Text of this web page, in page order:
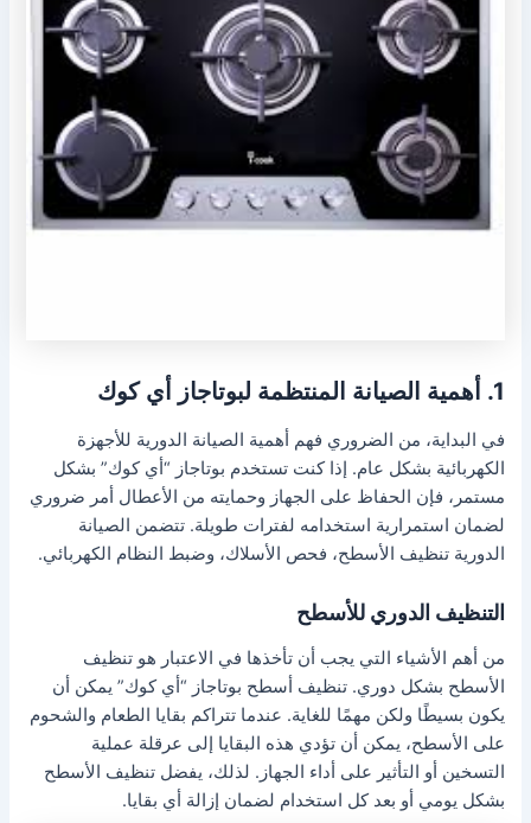
1. أهمية الصيانة المنتظمة لبوتاجاز أي كوك
في البداية، من الضروري فهم أهمية الصيانة الدورية للأجهزة
الكهربائية بشكل عام. إذا كنت تستخدم بوتاجاز “أي كوك” بشكل
مستمر، فإن الحفاظ على الجهاز وحمايته من الأعطال أمر ضروري
لضمان استمرارية استخدامه لفترات طويلة. تتضمن الصيانة
الدورية تنظيف الأسطح، فحص الأسلاك، وضبط النظام الكهربائي.
التنظيف الدوري للأسطح
من أهم الأشياء التي يجب أن تأخذها في الاعتبار هو تنظيف
الأسطح بشكل دوري. تنظيف أسطح بوتاجاز “أي كوك” يمكن أن
يكون بسيطًا ولكن مهمًا للغاية. عندما تتراكم بقايا الطعام والشحوم
على الأسطح، يمكن أن تؤدي هذه البقايا إلى عرقلة عملية
التسخين أو التأثير على أداء الجهاز. لذلك، يفضل تنظيف الأسطح
بشكل يومي أو بعد كل استخدام لضمان إزالة أي بقايا.